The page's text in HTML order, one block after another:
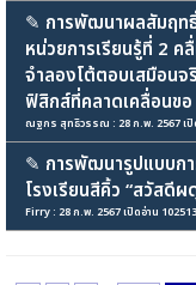
✎ การพัฒนาผลสัมฤท
หน่วยการเรียนรู้ที่ 2 ค
จำลองโต้ตอบเสมือน
ฟิสิกส์ที่คลาดเคลื่อนขอ
ณฐกร สุทธิวรรณ : 28 ก.พ. 2567 เปิ
✎ การพัฒนารูปแบบกา
โรงเรียนสีคิ้ว “สวัสดี
Firry : 28 ก.พ. 2567 เปิดอ่าน